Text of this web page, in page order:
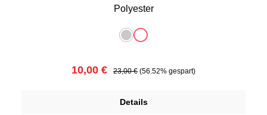
Polyester
grau
(Diese Option ist zurzeit nicht verfügbar.)
weiß
(Diese Option ist zurzeit nicht
Verkaufspreis:
10,00 € Regulärer Preis:
23,00 € (56.52% gespart)
Details